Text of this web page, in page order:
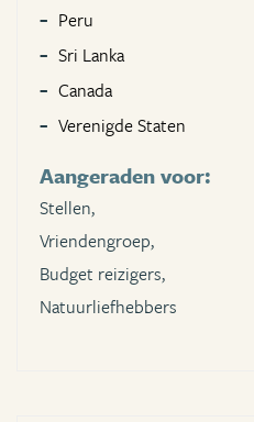
Peru
Sri Lanka
Canada
Verenigde Staten
Aangeraden voor:
Stellen,
Vriendengroep,
Budget reizigers,
Natuurliefhebbers